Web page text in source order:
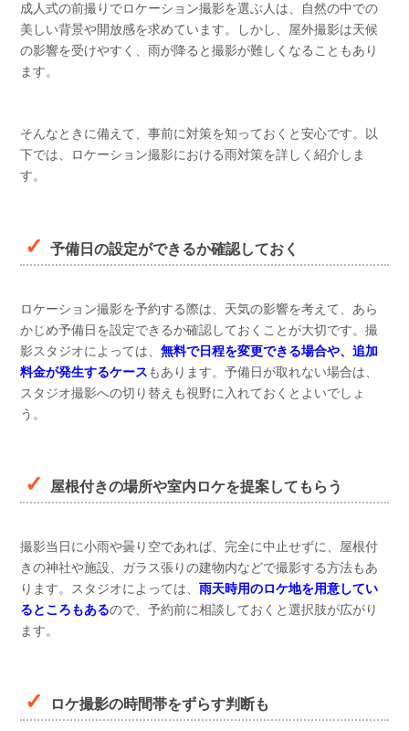
成人式の前撮りでロケーション撮影を選ぶ人は、自然の中での
美しい背景や開放感を求めています。しかし、屋外撮影は天候
の影響を受けやすく、雨が降ると撮影が難しくなることもあり
ます。
そんなときに備えて、事前に対策を知っておくと安心です。以
下では、ロケーション撮影における雨対策を詳しく紹介しま
す。
予備日の設定ができるか確認しておく
ロケーション撮影を予約する際は、天気の影響を考えて、あら
かじめ予備日を設定できるか確認しておくことが大切です。撮
影スタジオによっては、 無料で日程を変更できる場合や、追加
料金が発生するケースもあります。予備日が取れない場合は、
スタジオ撮影への切り替えも視野に入れておくとよいでしょ
う。
屋根付きの場所や室内ロケを提案してもらう
撮影当日に小雨や曇り空であれば、完全に中止せずに、屋根付
きの神社や施設、ガラス張りの建物内などで撮影する方法もあ
ります。スタジオによっては、 雨天時用のロケ地を用意してい
るところもあるので、予約前に相談しておくと選択肢が広がり
ます。
ロケ撮影の時間帯をずらす判断も